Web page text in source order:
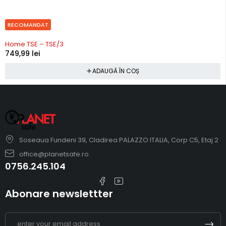
RECOMANDAT
In stoc
Home TSE – TSE/3
749,99 lei
ADAUGĂ ÎN COȘ
Soseaua Fundeni 39, Cladirea PALAZZO ITALIA, Corp C5, Etaj 2
office@planetsafe.ro
0756.245.104
Abonare newslettter